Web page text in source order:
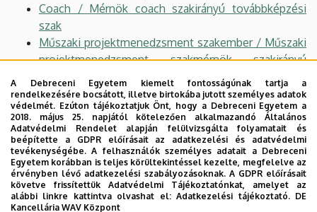
Coach / Mérnök coach szakirányú továbbképzési
szak
Műszaki projektmenedzsment szakember / Műszaki
projektmenedzsment szakmérnök szakirányú
Angol nyelvű szakirányú továbbképzési szakjaink:
Lean Engineer / Lean Manager postgraduate
program
Strategic Engineering and Sustainability Leadership
postgraduate program (Műszaki és fenntarthatósági
A Debreceni Egyetem kiemelt fontosságúnak tartja a
rendelkezésére bocsátott, illetve birtokába jutott személyes adatok
védelmét. Ezúton tájékoztatjuk Önt, hogy a Debreceni Egyetem a
2018. május 25. napjától kötelezően alkalmazandó Általános
Adatvédelmi Rendelet alapján felülvizsgálta folyamatait és
beépítette a GDPR előírásait az adatkezelési és adatvédelmi
tevékenységébe. A felhasználók személyes adatait a Debreceni
Egyetem korábban is teljes körültekintéssel kezelte, megfelelve az
érvényben lévő adatkezelési szabályozásoknak. A GDPR előírásait
követve frissítettük Adatvédelmi Tájékoztatónkat, amelyet az
alábbi linkre kattintva olvashat el:Adatkezelési tájékoztató. DE
Kancellária WAV Központ